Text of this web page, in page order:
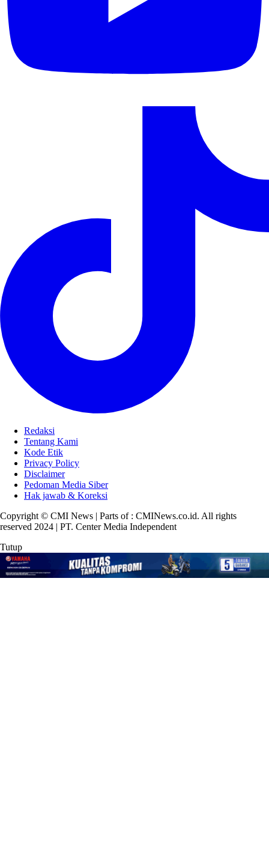
Redaksi
Tentang Kami
Kode Etik
Privacy Policy
Disclaimer
Pedoman Media Siber
Hak jawab & Koreksi
Copyright © CMI News | Parts of : CMINews.co.id. All rights
reserved 2024 | PT. Center Media Independent
Tutup